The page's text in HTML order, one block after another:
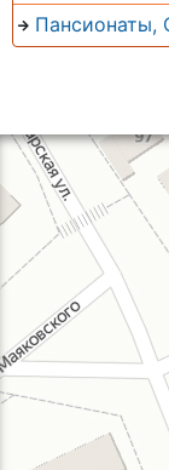
Пансионаты,